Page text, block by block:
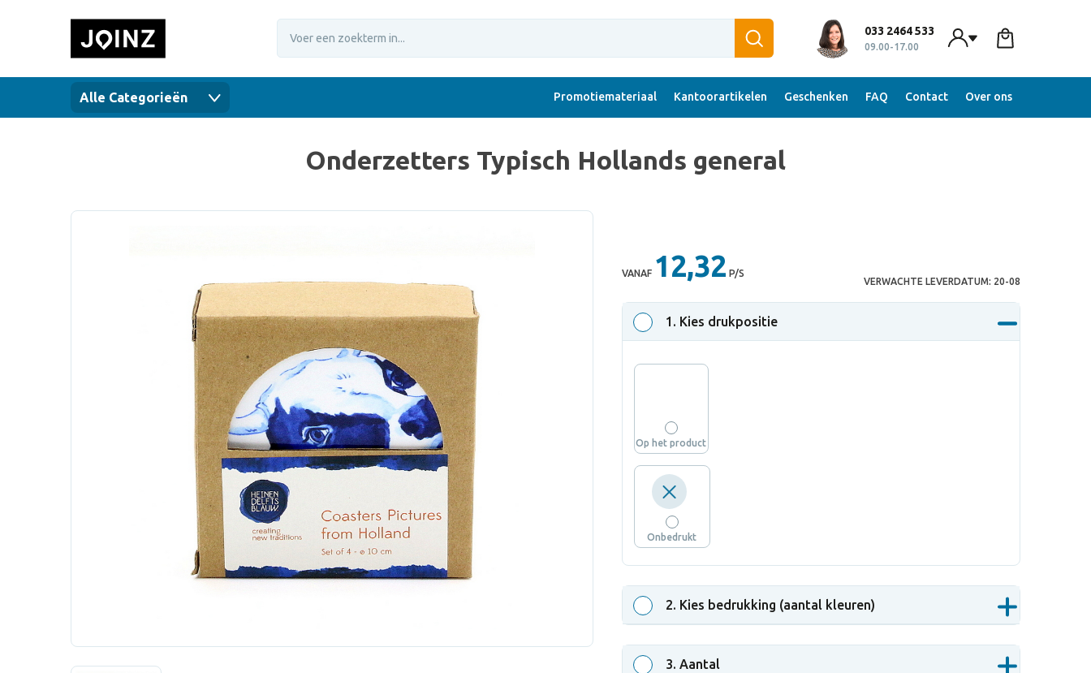
033 2464 533
09.00-17.00
Alle Categorieën Promotiemateriaal Kantoorartikelen Geschenken FAQ Contact Over ons
Onderzetters Typisch Hollands general
VANAF 12,32 P/S
VERWACHTE LEVERDATUM: 20-08
1 . Kies drukpositie
Op het product
Onbedrukt
2. Kies bedrukking (aantal kleuren)
3. Aantal